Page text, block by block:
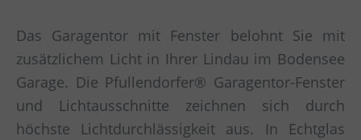
Das Garagentor mit Fenster belohnt Sie mit
zusätzlichem Licht in Ihrer Lindau im Bodensee
Garage. Die Pfullendorfer® Garagentor-Fenster
und Lichtausschnitte zeichnen sich durch
höchste Lichtdurchlässigkeit aus. In Echtglas